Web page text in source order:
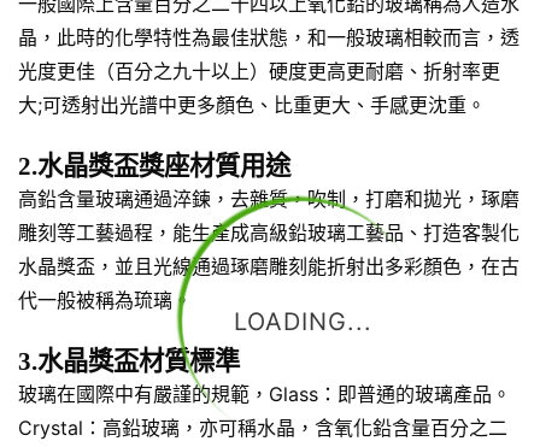
LOADING...
晶，此時的化學特性為最佳狀態，和一般玻璃相較而言，透
光度更佳（百分之九十以上）硬度更高更耐磨、折射率更
大;可透射出光譜中更多顏色、比重更大、手感更沈重。
2.水晶獎盃獎座材質用途
高鉛含量玻璃通過淬鍊，去雜質，吹制，打磨和拋光，琢磨
雕刻等工藝過程，能生產成高級鉛玻璃工藝品、打造客製化
水晶獎盃，並且光線通過琢磨雕刻能折射出多彩顏色，在古
代一般被稱為琉璃。
3.水晶獎盃材質標準
玻璃在國際中有嚴謹的規範，Glass：即普通的玻璃產品。
Crystal：高鉛玻璃，亦可稱水晶，含氧化鉛含量百分之二